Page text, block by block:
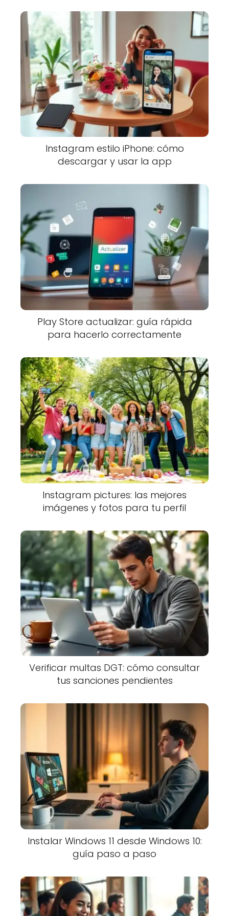
Instagram estilo iPhone: cómo
descargar y usar la app
Play Store actualizar: guía rápida
para hacerlo correctamente
Instagram pictures: las mejores
imágenes y fotos para tu perfil
Verificar multas DGT: cómo consultar
tus sanciones pendientes
Instalar Windows 11 desde Windows 10:
guía paso a paso